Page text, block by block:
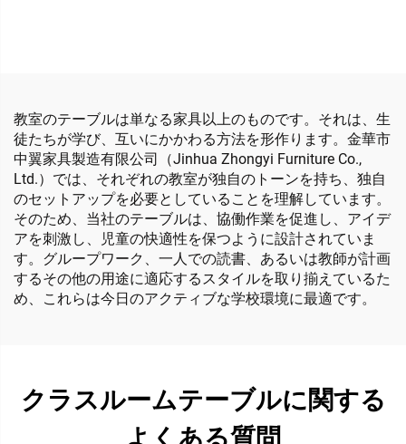
教室のテーブルは単なる家具以上のものです。それは、生
徒たちが学び、互いにかかわる方法を形作ります。金華市
中翼家具製造有限公司（Jinhua Zhongyi Furniture Co.,
Ltd.）では、それぞれの教室が独自のトーンを持ち、独自
のセットアップを必要としていることを理解しています。
そのため、当社のテーブルは、協働作業を促進し、アイデ
アを刺激し、児童の快適性を保つように設計されていま
す。グループワーク、一人での読書、あるいは教師が計画
するその他の用途に適応するスタイルを取り揃えているた
め、これらは今日のアクティブな学校環境に最適です。
クラスルームテーブルに関する